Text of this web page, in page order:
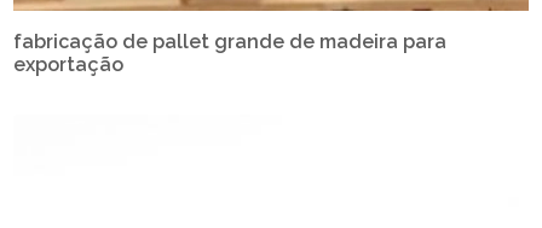
fabricação de pallet grande de madeira para
exportação